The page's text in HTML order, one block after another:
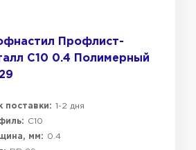
Профлист-
C10 0.4 Полимерный
поставки: 1-2 дня
C10
мм:
0.4